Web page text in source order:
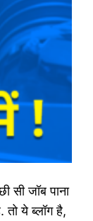
सी जॉब पाना
ये ब्लॉग है,